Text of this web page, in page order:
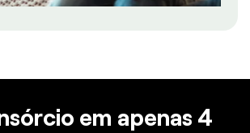
em apenas 4